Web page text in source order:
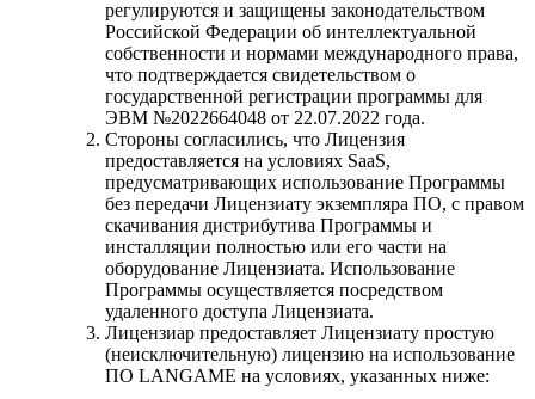
регулируются и защищены законодательством
Российской Федерации об интеллектуальной
собственности и нормами международного права,
что подтверждается свидетельством о
государственной регистрации программы для
ЭВМ №2022664048 от 22.07.2022 года.
Стороны согласились, что Лицензия
предоставляется на условиях SaaS,
предусматривающих использование Программы
без передачи Лицензиату экземпляра ПО, с правом
скачивания дистрибутива Программы и
инсталляции полностью или его части на
оборудование Лицензиата. Использование
Программы осуществляется посредством
удаленного доступа Лицензиата.
Лицензиар предоставляет Лицензиату простую
(неисключительную) лицензию на использование
ПО LANGAME на условиях, указанных ниже: